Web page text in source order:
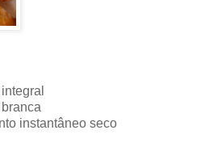
instantâneo seco